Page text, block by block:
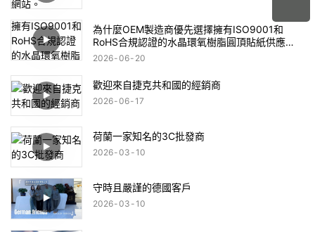
為什麼OEM製造商優先選擇擁有ISO9001和
RoHS合規認證的水晶環氧樹脂圓頂貼紙供應
商？
2026 06 20
歡迎來自捷克共和國的經銷商
2026 06 17
荷蘭一家知名的3C批發商
2026 03 10
守時且嚴謹的德國客戶
2026 03 10